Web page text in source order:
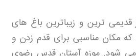
قدیمی ترین و زیباترین باغ های
مکان مناسبی برای قدم زدن و